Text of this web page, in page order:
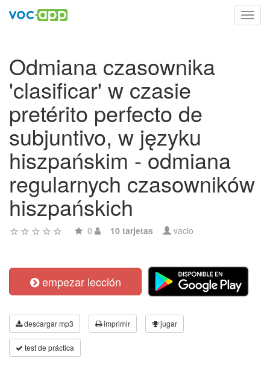
Odmiana czasownika
'clasificar' w czasie
pretérito perfecto de
subjuntivo, w języku
hiszpańskim - odmiana
regularnych czasowników
hiszpańskich
0 10 tarjetas vacio
empezar lección
descargar mp3 imprimir jugar
test de práctica